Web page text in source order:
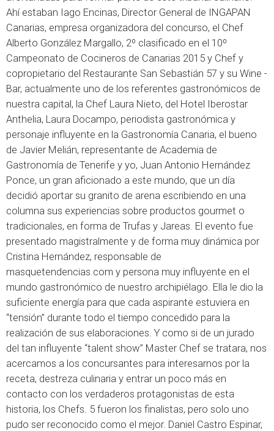
Ahí estaban Iago Encinas, Director General de INGAPAN
Canarias, empresa organizadora del concurso, el Chef
Alberto González Margallo, 2º clasificado en el 10º
Campeonato de Cocineros de Canarias 2015 y Chef y
copropietario del Restaurante San Sebastián 57 y su Wine -
Bar, actualmente uno de los referentes gastronómicos de
nuestra capital, la Chef Laura Nieto, del Hotel Iberostar
Anthelia, Laura Docampo, periodista gastronómica y
personaje influyente en la Gastronomía Canaria, el bueno
de Javier Melián, representante de Academia de
Gastronomía de Tenerife y yo, Juan Antonio Hernández
Ponce, un gran aficionado a este mundo, que un día
decidió aportar su granito de arena escribiendo en una
columna sus experiencias sobre productos gourmet o
tradicionales, en forma de Trufas y Jareas. El evento fue
presentado magistralmente y de forma muy dinámica por
Cristina Hernández, responsable de
masquetendencias.com y persona muy influyente en el
mundo gastronómico de nuestro archipiélago. Ella le dio la
suficiente energía para que cada aspirante estuviera en
“tensión” durante todo el tiempo concedido para la
realización de sus elaboraciones. Y como si de un jurado
del tan influyente “talent show” Master Chef se tratara, nos
acercamos a los concursantes para interesarnos por la
receta, destreza culinaria y entrar un poco más en
contacto con los verdaderos protagonistas de esta
historia, los Chefs. 5 fueron los finalistas, pero solo uno
pudo ser reconocido como el mejor. Daniel Castro Espinar,